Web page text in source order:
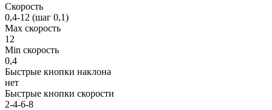
Скорость
0,4-12 (шаг 0,1)
Max скорость
12
Min скорость
0,4
Быстрые кнопки наклона
нет
Быстрые кнопки скорости
2-4-6-8